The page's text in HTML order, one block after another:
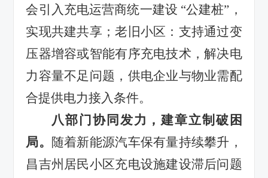
会引入充电运营商统一建设 “公建桩”，
实现共建共享；老旧小区：支持通过变
压器增容或智能有序充电技术，解决电
力容量不足问题，供电企业与物业需配
合提供电力接入条件。
八部门协同发力，建章立制破困
局。 随着新能源汽车保有量持续攀升，
昌吉州居民小区充电设施建设滞后问题